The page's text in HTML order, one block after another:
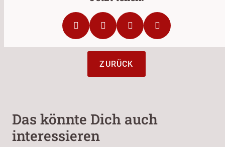
ZURÜCK
Das könnte Dich auch
interessieren